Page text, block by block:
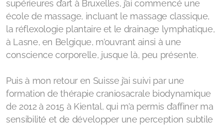
supérieures d’art à Bruxelles, j’ai commencé une
école de massage, incluant le massage classique,
la réflexologie plantaire et le drainage lymphatique,
à Lasne, en Belgique, m’ouvrant ainsi à une
conscience corporelle, jusque là, peu présente.
Puis à mon retour en Suisse j’ai suivi par une
formation de thérapie craniosacrale biodynamique
de 2012 à 2015 à Kiental, qui m’a permis d’affiner ma
sensibilité et de développer une perception subtile
A propos du projet
Contribution Financière
Toutes les contributions
Contibution Réservation Soins & Expériences
Contribution Achat Time Timer